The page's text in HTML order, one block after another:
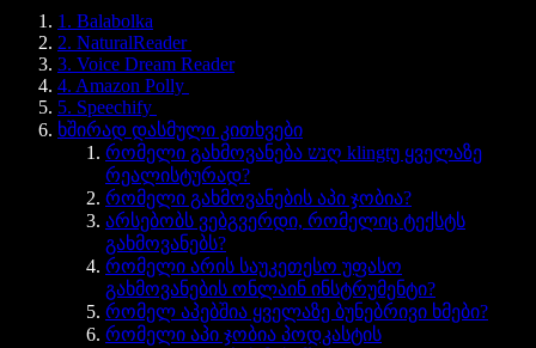
1. Balabolka
2. NaturalReader
3. Voice Dream Reader
4. Amazon Polly
5. Speechify
ხშირად დასმული კითხვები
რომელი გახმოვანება נשღ klingtუ ყველაზე
რეალისტურად?
რომელი გახმოვანების აპი ჯობია?
არსებობს ვებგვერდი, რომელიც ტექსტს
გახმოვანებს?
რომელი არის საუკეთესო უფასო
გახმოვანების ონლაინ ინსტრუმენტი?
რომელ აპებშია ყველაზე ბუნებრივი ხმები?
რომელი აპი ჯობია პოდკასტის